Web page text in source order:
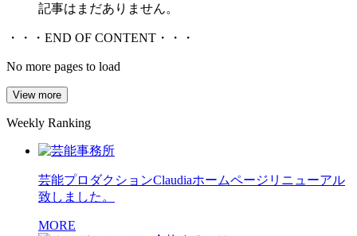
記事はまだありません。
・・・END OF CONTENT・・・
No more pages to load
View more
Weekly Ranking
芸能プロダクションClaudiaホームページリニューアル
致しました。
MORE